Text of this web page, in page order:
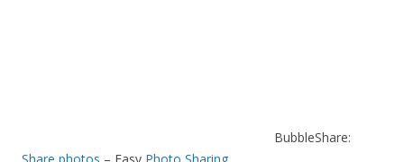
BubbleShare: